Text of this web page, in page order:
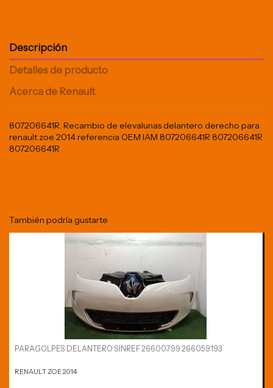
Descripción
Detalles de producto
Acerca de Renault
807206641R. Recambio de elevalunas delantero derecho para
renault zoe 2014 referencia OEM IAM 807206641R 807206641R
807206641R
También podría gustarte
PARAGOLPES DELANTERO SINREF 26600799 266059193
RENAULT ZOE 2014